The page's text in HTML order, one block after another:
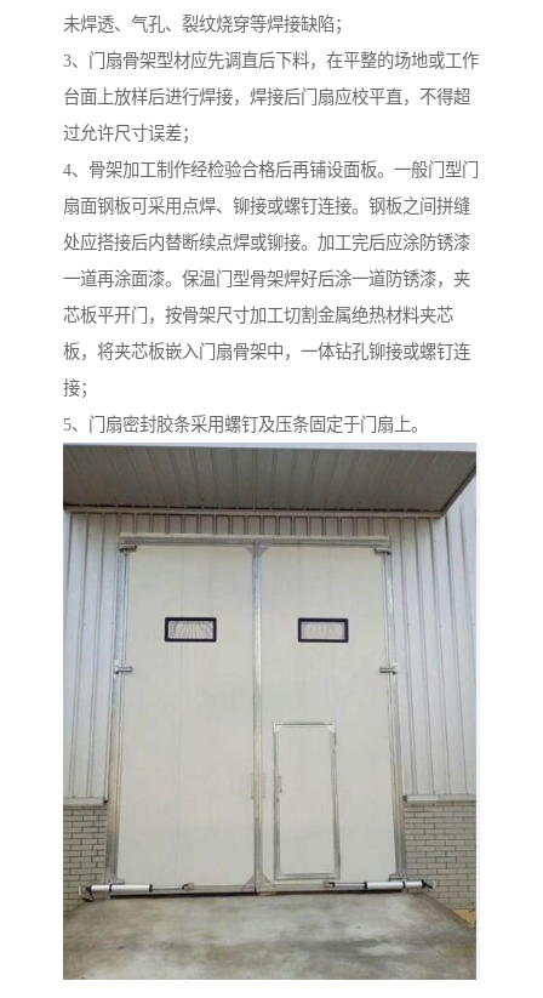
未焊透、气孔、裂纹烧穿等焊接缺陷；
3、门扇骨架型材应先调直后下料，在平整的场地或工作
台面上放样后进行焊接，焊接后门扇应校平直，不得超
过允许尺寸误差；
4、骨架加工制作经检验合格后再铺设面板。一般门型门
扇面钢板可采用点焊、铆接或螺钉连接。钢板之间拼缝
处应搭接后内替断续点焊或铆接。加工完后应涂防锈漆
一道再涂面漆。保温门型骨架焊好后涂一道防锈漆，夹
芯板平开门，按骨架尺寸加工切割金属绝热材料夹芯
板，将夹芯板嵌入门扇骨架中，一体钻孔铆接或螺钉连
接；
5、门扇密封胶条采用螺钉及压条固定于门扇上。